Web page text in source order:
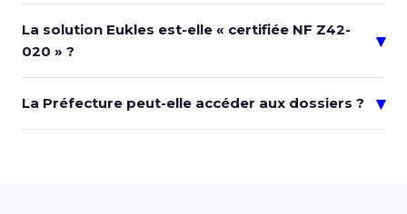
La solution Eukles est-elle « certifiée NF Z42-
020 » ?
▾
La Préfecture peut-elle accéder aux dossiers ? ▾